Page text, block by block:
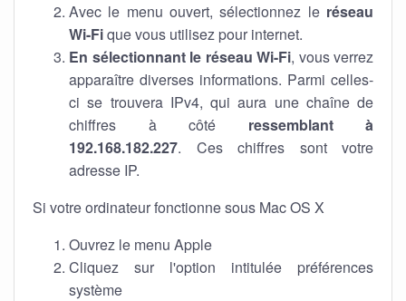
Avec le menu ouvert, sélectionnez le réseau
Wi-Fique vous utilisez pour internet.
En sélectionnant le réseau Wi-Fi, vous verrez
apparaître diverses informations. Parmi celles-
ci se trouvera IPv4, qui aura une chaîne de
chiffres à côté ressemblant à
192.168.182.227. Ces chiffres sont votre
adresse IP.
Si votre ordinateur fonctionne sous Mac OS X
Ouvrez le menu Apple
Cliquez sur l'option intitulée préférences
système